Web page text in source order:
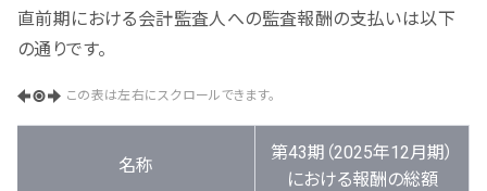
直前期における会計監査人への監査報酬の支払いは以下
の通りです。
この表は左右にスクロールできます。
名称
第43期（2025年12月期）
における報酬の総額